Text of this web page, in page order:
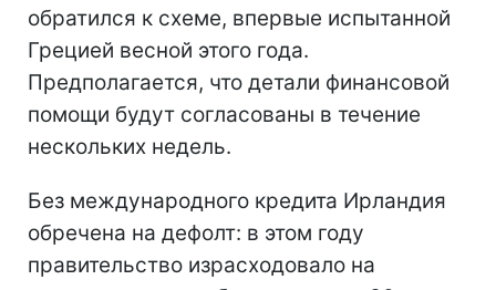
обратился к схеме, впервые испытанной
Грецией весной этого года.
Предполагается, что детали финансовой
помощи будут согласованы в течение
нескольких недель.
Без международного кредита Ирландия
обречена на дефолт: в этом году
правительство израсходовало на